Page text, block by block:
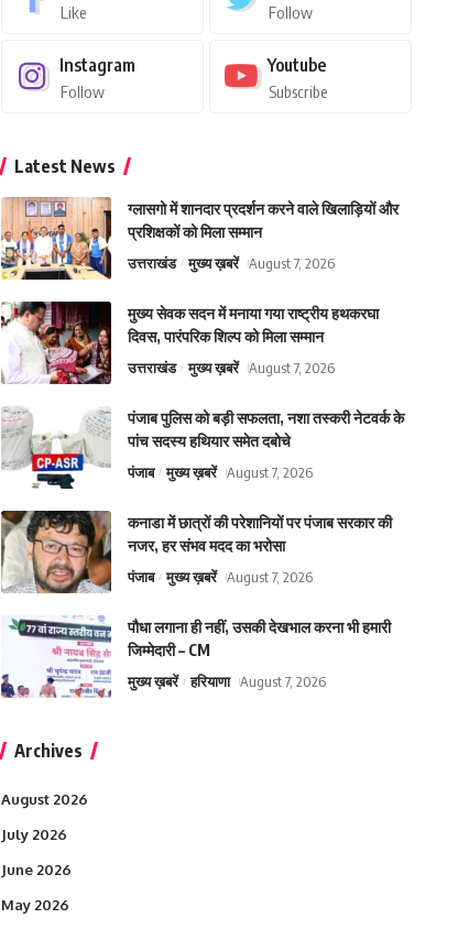
Like Follow
Instagram
Follow
Youtube
Subscribe
Latest News
ग्लासगो में शानदार प्रदर्शन करने वाले खिलाड़ियों और
प्रशिक्षकों को मिला सम्मान
उत्तराखंड मुख्य ख़बरें August 7, 2026
मुख्य सेवक सदन में मनाया गया राष्ट्रीय हथकरघा
दिवस, पारंपरिक शिल्प को मिला सम्मान
उत्तराखंड मुख्य ख़बरें August 7, 2026
पंजाब पुलिस को बड़ी सफलता, नशा तस्करी नेटवर्क के
पांच सदस्य हथियार समेत दबोचे
पंजाब मुख्य ख़बरें August 7, 2026
कनाडा में छात्रों की परेशानियों पर पंजाब सरकार की
नजर, हर संभव मदद का भरोसा
पंजाब मुख्य ख़बरें August 7, 2026
पौधा लगाना ही नहीं, उसकी देखभाल करना भी हमारी
जिम्मेदारी – CM
मुख्य ख़बरें हरियाणा August 7, 2026
Archives
August 2026
July 2026
June 2026
May 2026